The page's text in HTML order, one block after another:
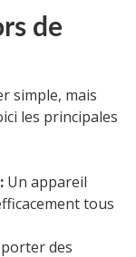
de
simple, mais
les principales
Un appareil
tous
des